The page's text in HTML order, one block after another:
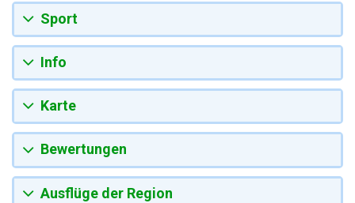
Sport
Info
Karte
Bewertungen
Ausflüge der Region